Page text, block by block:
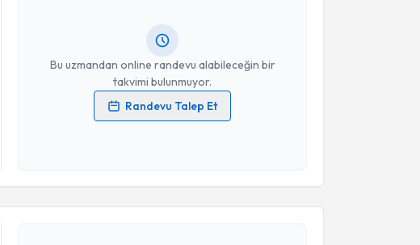
Bu uzmandan online randevu alabileceğin bir
takvimi bulunmuyor.
Randevu Talep Et
Kişisel verilerimin işlenmesine ilişkinAydınlatma Metni
Takvim Talebini Gönder
Randevu Takvimi Talebi
Op. Dr. Akın Karagözoğlu